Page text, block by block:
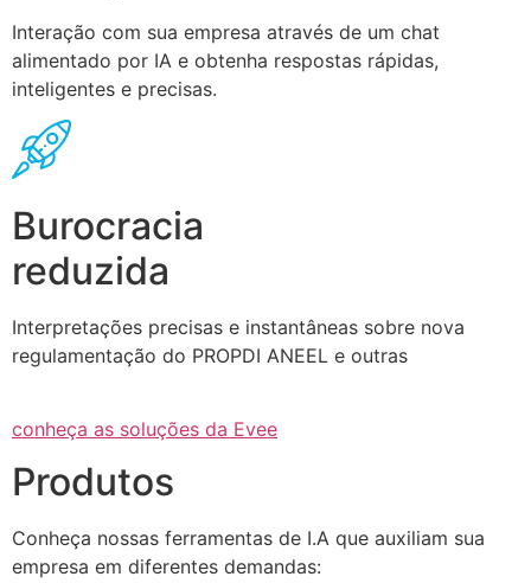
Interação com sua empresa através de um chat
alimentado por IA e obtenha respostas rápidas,
inteligentes e precisas.
Burocracia
reduzida
Interpretações precisas e instantâneas sobre nova
regulamentação do PROPDI ANEEL e outras
conheça as soluções da Evee
Produtos
Conheça nossas ferramentas de I.A que auxiliam sua
empresa em diferentes demandas: